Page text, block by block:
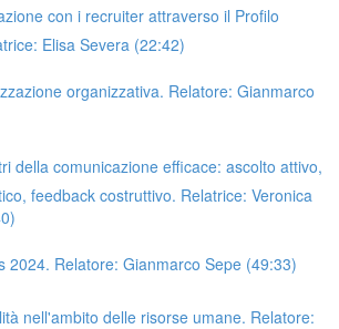
con i recruiter attraverso il Profilo
Elisa Severa (22:42)
organizzativa. Relatore: Gianmarco
della comunicazione efficace: ascolto attivo,
feedback costruttivo. Relatrice: Veronica
2024. Relatore: Gianmarco Sepe (49:33)
nell'ambito delle risorse umane. Relatore: